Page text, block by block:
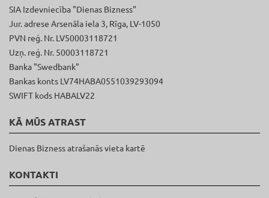
SIA Izdevniecība "Dienas Bizness"
Jur. adrese Arsenāla iela 3, Rīga, LV-1050
PVN reģ. Nr. LV50003118721
Uzņ. reģ. Nr. 50003118721
Banka "Swedbank"
Bankas konts LV74HABA0551039293094
SWIFT kods HABALV22
KĀ MŪS ATRAST
Dienas Bizness atrašanās vieta kartē
KONTAKTI